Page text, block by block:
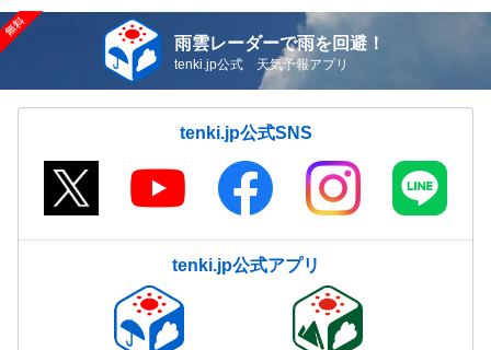
雨雲レーダーで雨を回避！
tenki.jp公式 天気予報アプリ
tenki.jp公式SNS
tenki.jp公式アプリ